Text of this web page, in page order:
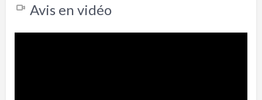
Avis en vidéo